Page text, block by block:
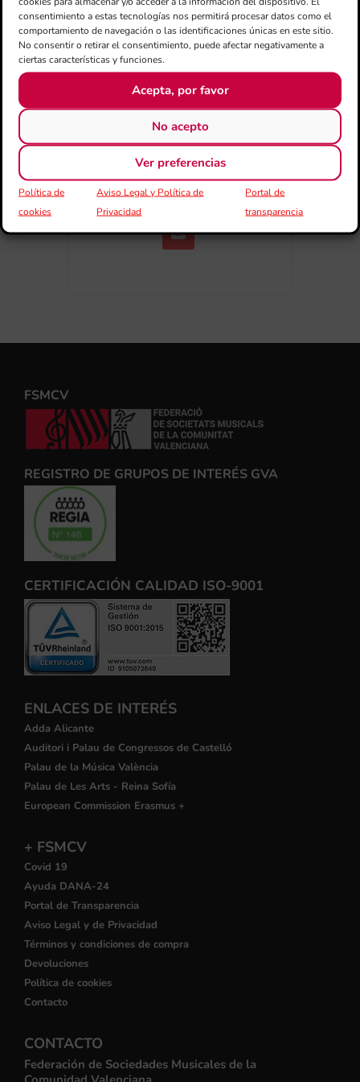
consentimiento a estas tecnologías nos permitirá procesar datos como el
comportamiento de navegación o las identificaciones únicas en este sitio.
No consentir o retirar el consentimiento, puede afectar negativamente a
ciertas características y funciones.
Acepta, por favor
No acepto
Ver preferencias
Política de
cookies
Aviso Legal y Política de
Privacidad
Portal de
transparencia
COMPARTIR ESTE EVENTO
FSMCV
REGISTRO DE GRUPOS DE INTERÉS GVA
CERTIFICACIÓN CALIDAD ISO-9001
ENLACES DE INTERÉS
Adda Alicante
Auditori i Palau de Congressos de Castelló
Palau de la Música València
Palau de Les Arts - Reina Sofía
European Commission Erasmus +
+ FSMCV
Covid 19
Ayuda DANA-24
Portal de Transparencia
Aviso Legal y de Privacidad
Términos y condiciones de compra
Devoluciones
Política de cookies
Contacto
CONTACTO
Federación de Sociedades Musicales de la